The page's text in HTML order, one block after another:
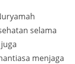
selama
menjaga